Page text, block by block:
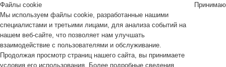
Файлы cookie
Мы используем файлы cookie, разработанные нашими
специалистами и третьими лицами, для анализа событий на
нашем веб-сайте, что позволяет нам улучшать
взаимодействие с пользователями и обслуживание.
Продолжая просмотр страниц нашего сайта, вы принимаете
условия его использования. Более подробные сведения
Принимаю